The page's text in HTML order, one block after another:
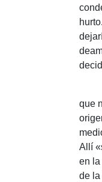
hurto.
que
Allí
en la
de la